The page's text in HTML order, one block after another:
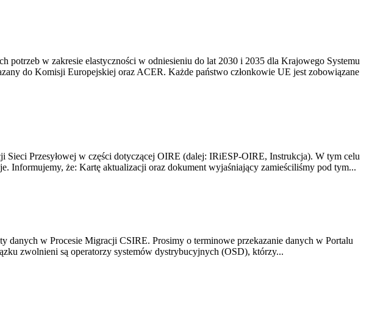
potrzeb w zakresie elastyczności w odniesieniu do lat 2030 i 2035 dla Krajowego Systemu
do Komisji Europejskiej oraz ACER. Każde państwo członkowie UE jest zobowiązane
Przesyłowej w części dotyczącej OIRE (dalej: IRiESP-OIRE, Instrukcja). W tym celu
że: Kartę aktualizacji oraz dokument wyjaśniający zamieściliśmy pod tym...
danych w Procesie Migracji CSIRE. Prosimy o terminowe przekazanie danych w Portalu
zwolnieni są operatorzy systemów dystrybucyjnych (OSD), którzy...